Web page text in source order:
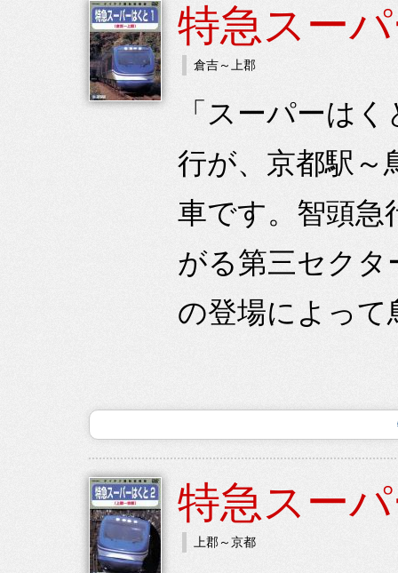
特急スー
倉吉～上郡
「スーパーは
行が、京都駅～
車です。智頭急
がる第三セクタ
の登場によって
特急スー
上郡～京都